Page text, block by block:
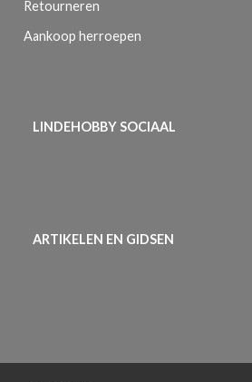
Retourneren
Aankoop herroepen
LINDEHOBBY SOCIAAL
ARTIKELEN EN GIDSEN